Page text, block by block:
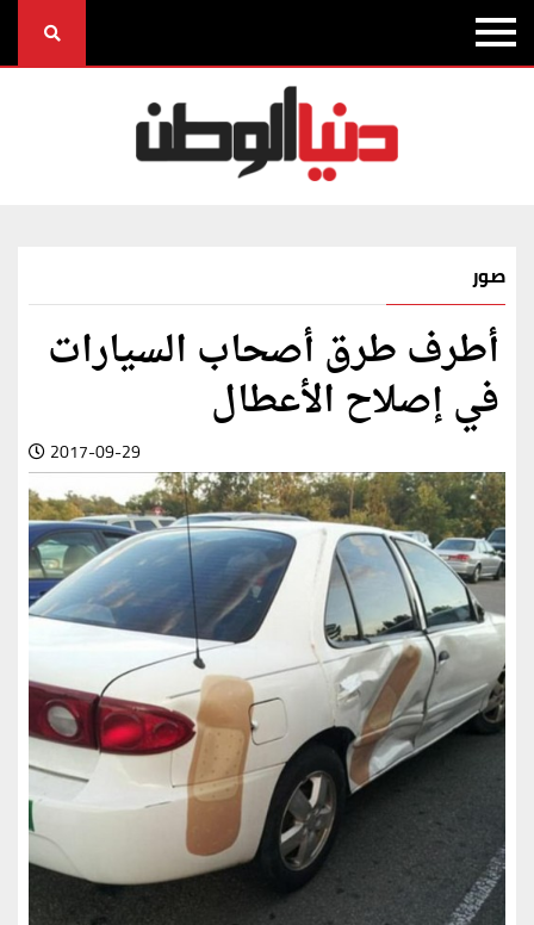
صور
أطرف طرق أصحاب السيارات
في إصلاح الأعطال
2017-09-29